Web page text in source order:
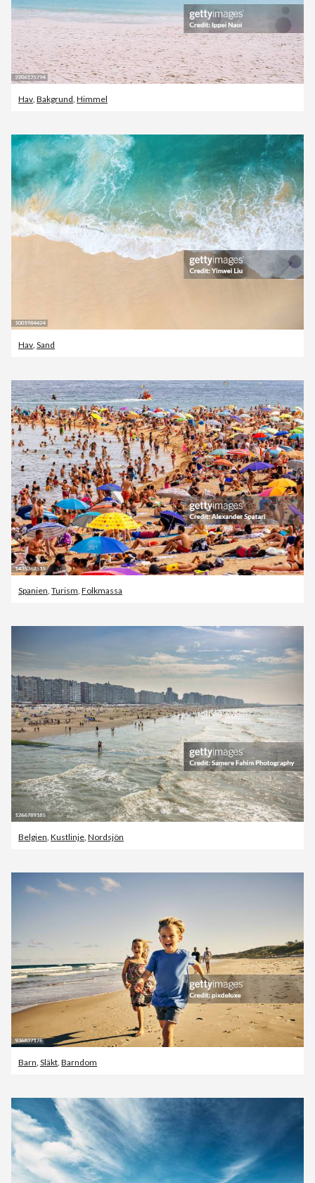
Hav Bakgrund Himmel
Hav Sand
Spanien, Turism, Folkmassa
Belgien Kustlinje Nordsjön
Barn, Släkt, Barndom